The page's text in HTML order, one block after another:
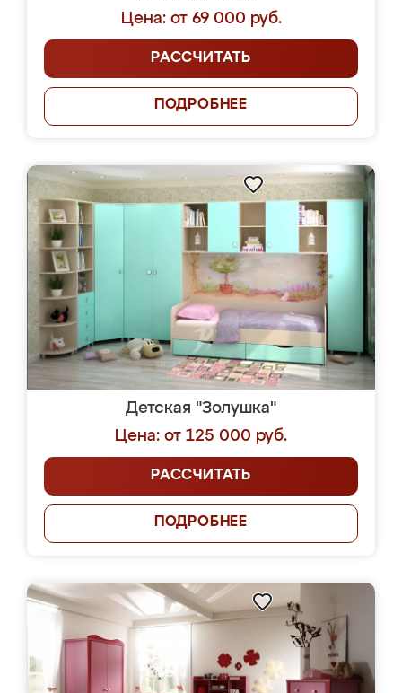
Цена: от 69 000 руб.
РАССЧИТАТЬ
ПОДРОБНЕЕ
Детская "Золушка"
Цена: от 125 000 руб.
РАССЧИТАТЬ
ПОДРОБНЕЕ